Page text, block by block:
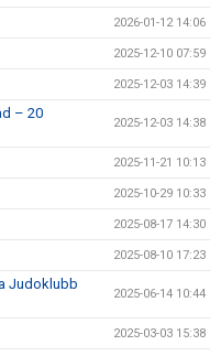
2026-01-12 14:06
2025-12-10 07:59
2025-12-03 14:39
– 20
2025-12-03 14:38
2025-11-21 10:13
2025-10-29 10:33
2025-08-17 14:30
2025-08-10 17:23
Judoklubb
2025-06-14 10:44
2025-03-03 15:38